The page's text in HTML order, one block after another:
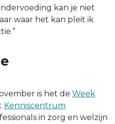
kan je niet
waar het kan pleit ik
is het de Week
Kenniscentrum
in zorg en welzijn